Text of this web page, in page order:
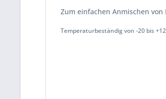
Zum einfachen Anmischen
Temperaturbeständig von -20 bis